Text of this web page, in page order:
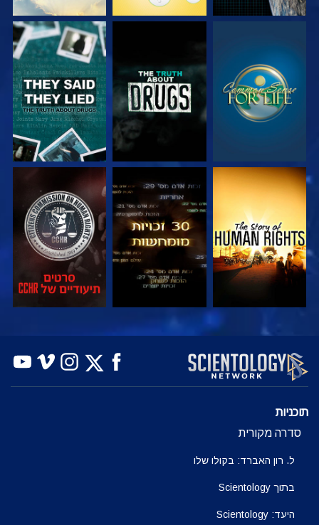
צפה צפה צפה
צפה צפה צפה
צפה בדוק את הסדרה
תוכניות
סדרה מקורית
ל. רון האברד: בקולו שלו
בתוך Scientology
היעד: Scientology